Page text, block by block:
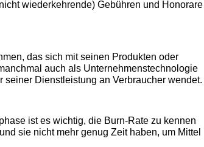
wiederkehrende) Gebühren und Honorare
das sich mit seinen Produkten oder
auch als Unternehmenstechnologie
Dienstleistung an Verbraucher wendet.
ist es wichtig, die Burn-Rate zu kennen
sie nicht mehr genug Zeit haben, um Mittel